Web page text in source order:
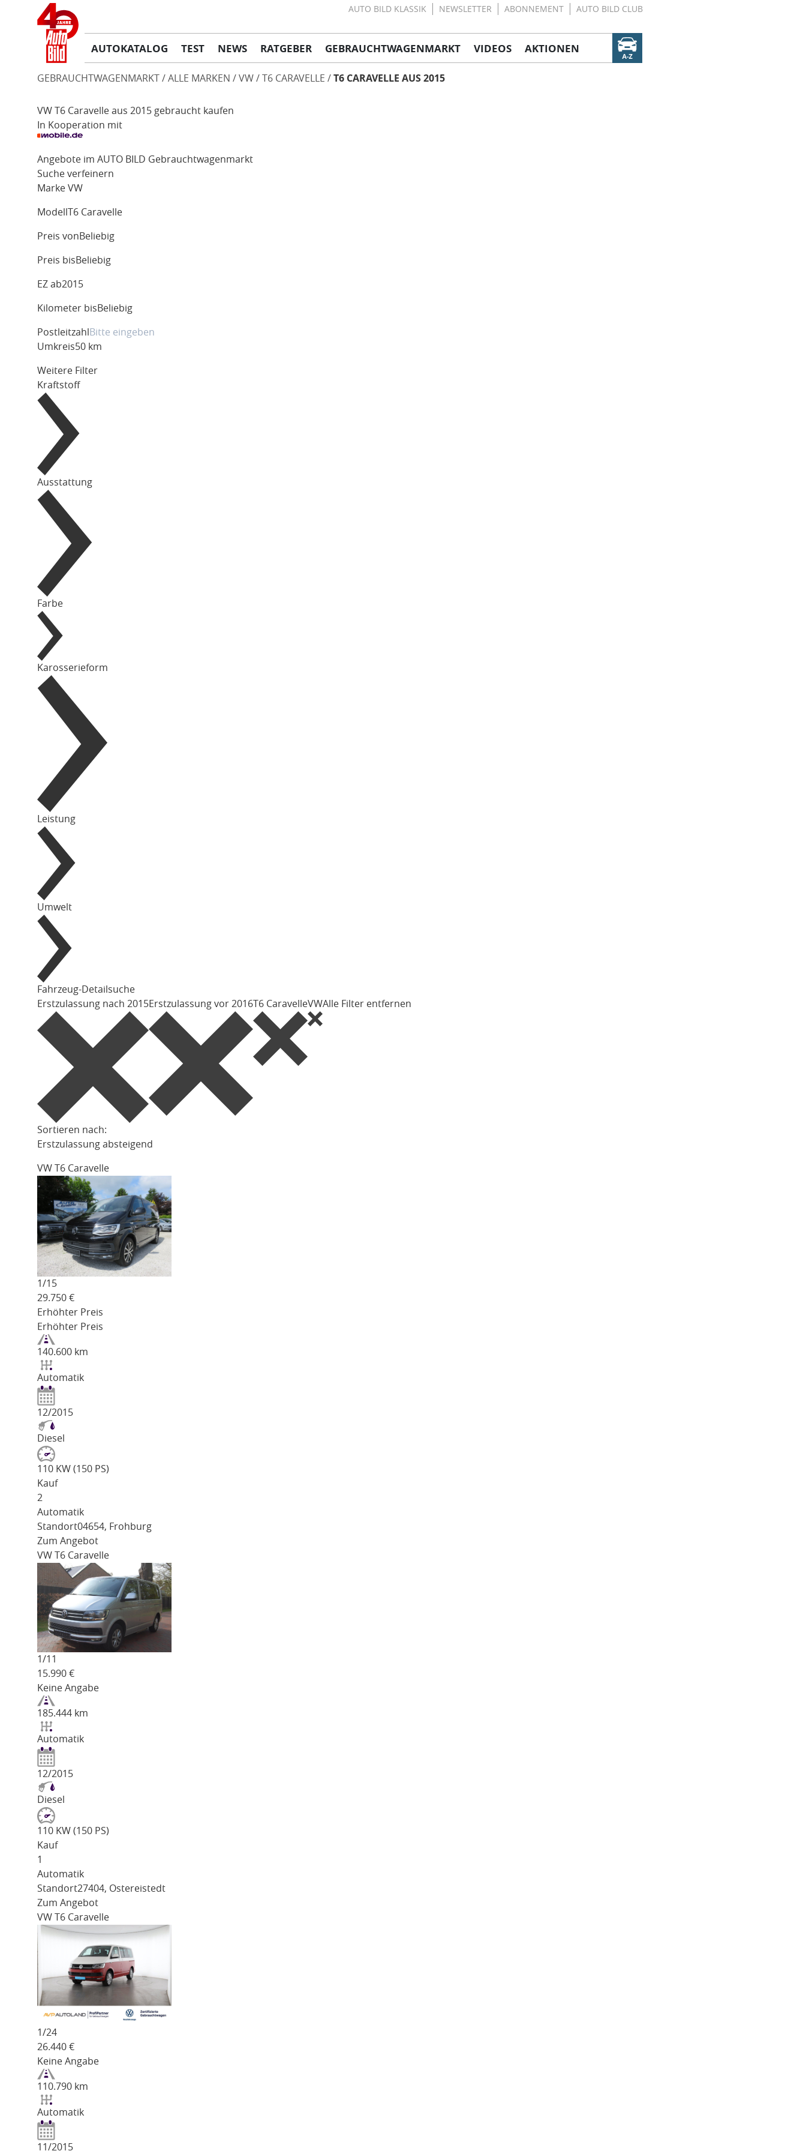
AUTO BILD KLASSIK NEWSLETTER ABONNEMENT AUTO BILD CLUB
AUTOKATALOG TEST NEWS RATGEBER GEBRAUCHTWAGENMARKT VIDEOS AKTIONEN
GEBRAUCHTWAGENMARKT ALLE MARKEN VW T6 CARAVELLE T6 CARAVELLE AUS 2015
VW T6 Caravelle aus 2015 gebraucht kaufen
In Kooperation mit
Angebote im AUTO BILD Gebrauchtwagenmarkt
Suche verfeinern
Marke VW
Modell T6 Caravelle
Preis von Beliebig
Preis bis Beliebig
EZ ab2015
Kilometer bis Beliebig
Postleitzahl
Umkreis50 km
Weitere Filter
Kraftstoff
Ausstattung
Farbe
Karosserieform
Leistung
Umwelt
Fahrzeug-Detailsuche
Erstzulassung nach 2015Erstzulassung vor 2016T6 CaravelleVWAlle Filter entfernen
Sortieren nach:
Erstzulassung absteigend
VW T6 Caravelle
1/15
29.750 €
Erhöhter Preis
Erhöhter Preis
140.600 km
Automatik
12/2015
Diesel
110 KW (150 PS)
Kauf
2
Automatik
Standort04654, Frohburg
Zum Angebot
VW T6 Caravelle
1/11
15.990 €
Keine Angabe
185.444 km
Automatik
12/2015
Diesel
110 KW (150 PS)
Kauf
1
Automatik
Standort27404, Ostereistedt
Zum Angebot
VW T6 Caravelle
1/24
26.440 €
Keine Angabe
110.790 km
Automatik
11/2015